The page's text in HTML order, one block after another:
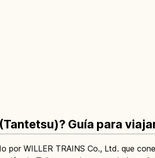
Guía para
por WILLER TRAINS Co., Ltd. que